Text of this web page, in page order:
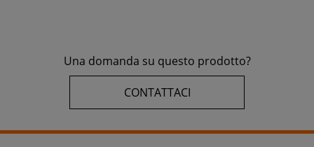
Una domanda su questo prodotto?
CONTATTACI